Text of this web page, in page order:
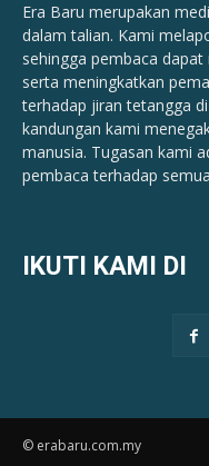
Era Baru merupakan
dalam talian. Kami
sehingga pembaca
serta meningkatkan
terhadap jiran tetangga
kandungan kami
manusia. Tugasan kami
pembaca terhadap
IKUTI KAMI DI
© erabaru.com.my